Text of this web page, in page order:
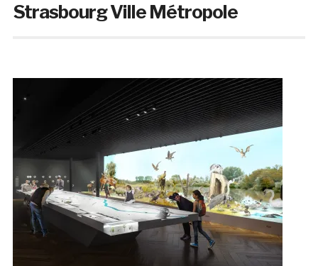
Strasbourg Ville Métropole